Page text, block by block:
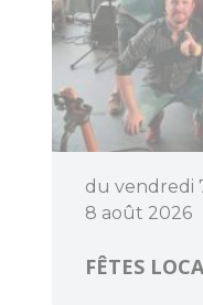
Pratique
du vendredi
8 août 2026
FÊTES